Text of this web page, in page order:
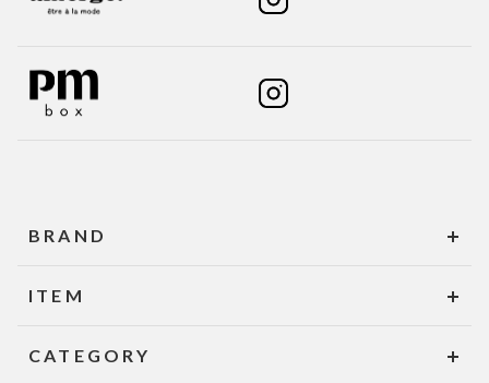
BRAND
ITEM
CATEGORY